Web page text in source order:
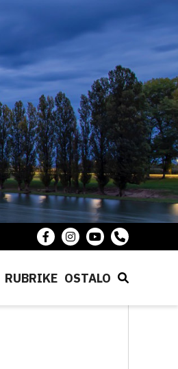
RUBRIKE OSTALO